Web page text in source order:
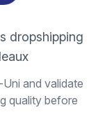
dropshipping
and validate
quality before